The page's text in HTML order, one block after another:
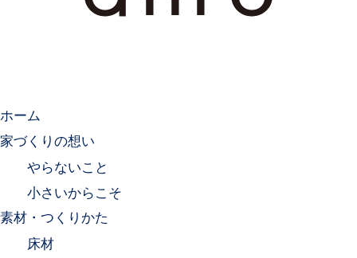
ホーム
家づくりの想い
やらないこと
小さいからこそ
素材・つくりかた
床材